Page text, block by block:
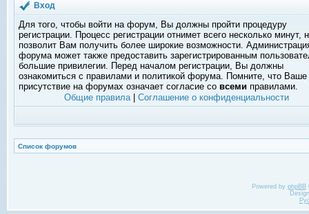
Вход
Для того, чтобы войти на форум, Вы должны пройти процедуру
регистрации. Процесс регистрации отнимет всего несколько минут,
позволит Вам получить более широкие возможности.
форума может также предоставить зарегистрированным
большие привилегии. Перед началом регистрации, Вы должны
ознакомиться с правилами и политикой форума. Помните, что Ваше
присутствие на форумах означает согласие со всеми правилами.
Общие правила| Соглашение о конфиденциальности
Список форумов
Powered by phpBB